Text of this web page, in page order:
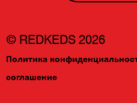
© REDKEDS 2026
Политика
соглашение